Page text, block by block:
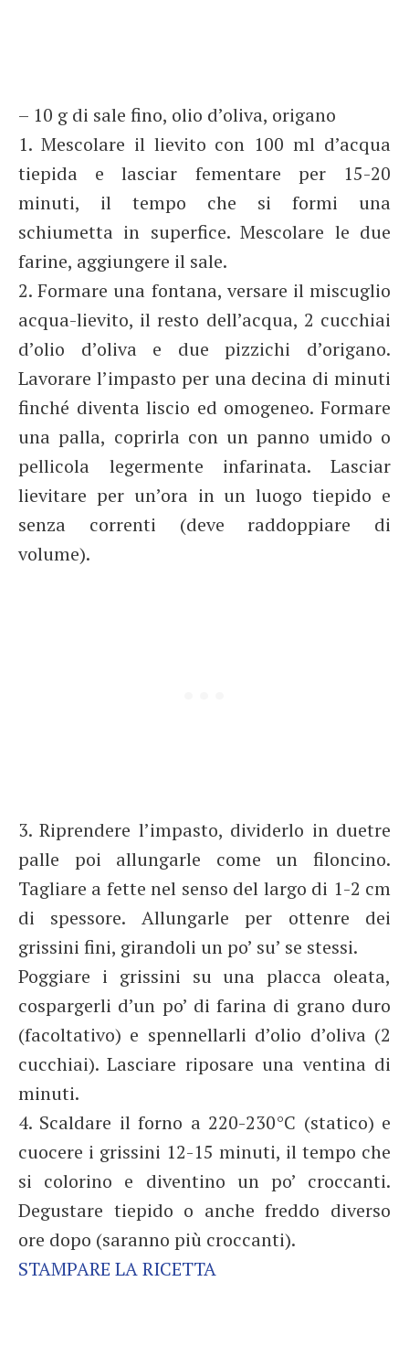
– 10 g di sale fino, olio d’oliva, origano
1. Mescolare il lievito con 100 ml d’acqua
tiepida e lasciar fementare per 15-20
minuti, il tempo che si formi una
schiumetta in superfice. Mescolare le due
farine, aggiungere il sale.
2. Formare una fontana, versare il miscuglio
acqua-lievito, il resto dell’acqua, 2 cucchiai
d’olio d’oliva e due pizzichi d’origano.
Lavorare l’impasto per una decina di minuti
finché diventa liscio ed omogeneo. Formare
una palla, coprirla con un panno umido o
pellicola legermente infarinata. Lasciar
lievitare per un’ora in un luogo tiepido e
senza correnti (deve raddoppiare di
volume).
3. Riprendere l’impasto, dividerlo in duetre
palle poi allungarle come un filoncino.
Tagliare a fette nel senso del largo di 1-2 cm
di spessore. Allungarle per ottenre dei
grissini fini, girandoli un po’ su’ se stessi.
Poggiare i grissini su una placca oleata,
cospargerli d’un po’ di farina di grano duro
(facoltativo) e spennellarli d’olio d’oliva (2
cucchiai). Lasciare riposare una ventina di
minuti.
4. Scaldare il forno a 220-230°C (statico) e
cuocere i grissini 12-15 minuti, il tempo che
si colorino e diventino un po’ croccanti.
Degustare tiepido o anche freddo diverso
ore dopo (saranno più croccanti).
STAMPARE LA RICETTA